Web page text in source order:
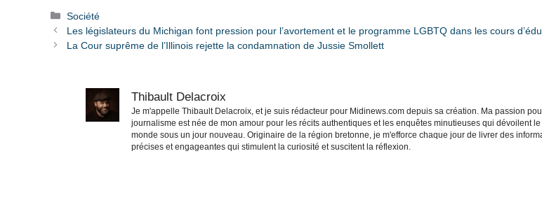
Catégories
Société
Les législateurs du Michigan font pression pour l’avortement et le programme LGBTQ dans les cours
La Cour suprême de l’Illinois rejette la condamnation de Jussie Smollett
Thibault Delacroix
Je m'appelle Thibault Delacroix, et je suis rédacteur pour Midinews.com depuis sa création. Ma passion
journalisme est née de mon amour pour les récits authentiques et les enquêtes minutieuses qui dévoilent le
monde sous un jour nouveau. Originaire de la région bretonne, je m'efforce chaque jour de livrer des
précises et engageantes qui stimulent la curiosité et suscitent la réflexion.